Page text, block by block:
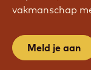
vakmanschap
Meld je aan